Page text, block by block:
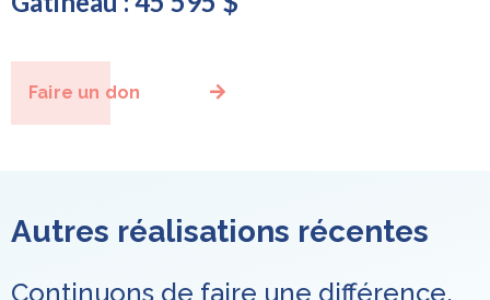
Faire un don
Autres réalisations récentes
Continuons de faire une différence,